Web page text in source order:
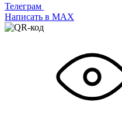
Телеграм
Написать в МАХ